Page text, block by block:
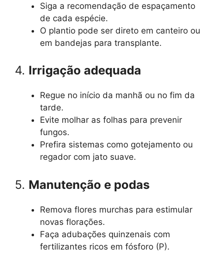
Siga a recomendação de espaçamento
de cada espécie.
O plantio pode ser direto em canteiro ou
em bandejas para transplante.
4. Irrigação adequada
Regue no início da manhã ou no fim da
tarde.
Evite molhar as folhas para prevenir
fungos.
Prefira sistemas como gotejamento ou
regador com jato suave.
5. Manutenção e podas
Remova flores murchas para estimular
novas florações.
Faça adubações quinzenais com
fertilizantes ricos em fósforo (P).